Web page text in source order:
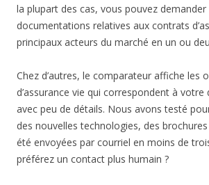
la plupart des cas, vous pouvez
documentations relatives aux contrats
principaux acteurs du marché en un ou
Chez d’autres, le comparateur affiche les
d’assurance vie qui correspondent à votre
avec peu de détails. Nous avons testé
des nouvelles technologies, des
été envoyées par courriel en moins de
préférez un contact plus humain ?